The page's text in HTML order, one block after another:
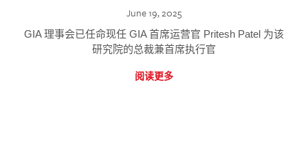
June 19, 2025
GIA 理事会已任命现任 GIA 首席运营官 Pritesh Patel 为该
研究院的总裁兼首席执行官
阅读更多